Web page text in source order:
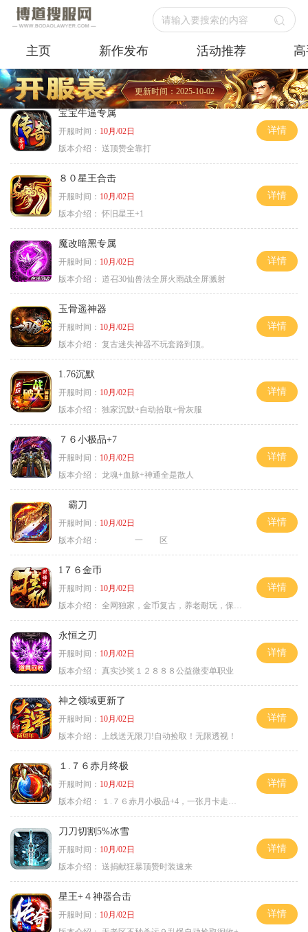
请输入要搜索的内容
主页 新作发布 活动推荐
更新时间：2025-10-02
宝宝牛逼专属
开服时间： 10月/02日
版本介绍： 送顶赞全靠打
详情
８０星王合击
开服时间： 10月/02日
版本介绍： 怀旧星王+1
详情
魔改暗黑专属
开服时间： 10月/02日
版本介绍： 道召30仙兽法全屏火雨战全屏溅射
详情
玉骨遥神器
开服时间： 10月/02日
版本介绍： 复古迷失神器不玩套路到顶。
详情
1.76沉默
开服时间： 10月/02日
版本介绍： 独家沉默+自动拾取+骨灰服
详情
７６小极品+7
开服时间： 10月/02日
版本介绍： 龙魂+血脉+神通全是散人
详情
霸刀
开服时间： 10月/02日
版本介绍：
一 区
详情
1７６金币
开服时间： 10月/02日
版本介绍： 全网独家，金币复古，养老耐玩，保底回収
详情
永恒之刃
开服时间： 10月/02日
版本介绍： 真实沙奖１２８８８公益微变单职业
详情
神之领域更新了
开服时间： 10月/02日
版本介绍：
上线送无限刀!自动捡取！无限透视！
详情
１.７６赤月终极
开服时间： 10月/02日
版本介绍：
１.７６赤月小极品+4，一张月卡走天涯c
详情
刀刀切割5%冰雪
开服时间： 10月/02日
版本介绍： 送捐献狂暴顶赞时装速来
详情
星王+４神器合击
开服时间： 10月/02日
详情